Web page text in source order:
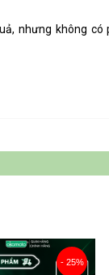
nhưng không
- 25%